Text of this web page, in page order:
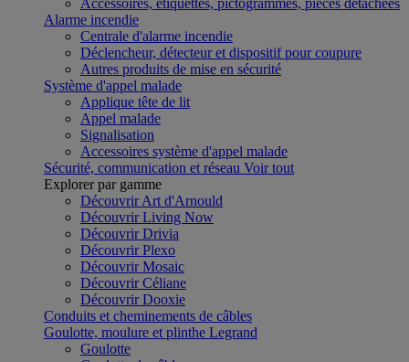
Accessoires, étiquettes, pictogrammes, pièces détachées
Alarme incendie
Centrale d'alarme incendie
Déclencheur, détecteur et dispositif pour coupure
Autres produits de mise en sécurité
Système d'appel malade
Applique tête de lit
Appel malade
Signalisation
Accessoires système d'appel malade
Sécurité, communication et réseau Voir tout
Explorer par gamme
Découvrir Art d'Arnould
Découvrir Living Now
Découvrir Drivia
Découvrir Plexo
Découvrir Mosaic
Découvrir Céliane
Découvrir Dooxie
Conduits et cheminements de câbles
Goulotte, moulure et plinthe Legrand
Goulotte